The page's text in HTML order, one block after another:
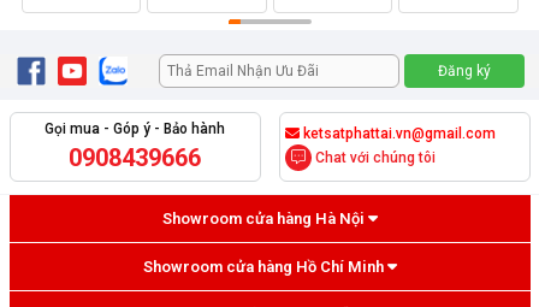
Gọi mua - Góp ý - Bảo hành
0908439666
ketsatphattai.vn@gmail.com
Chat với chúng tôi
Showroom cửa hàng Hà Nội
Showroom cửa hàng Hồ Chí Minh